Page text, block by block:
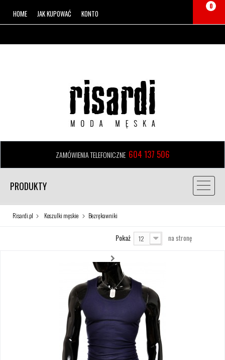
HOME JAK KUPOWAĆ KONTO
0
ZAMÓWIENIA TELEFONICZNE 604 137 506
PRODUKTY
Risardi.pl Koszulki męskie Bezrękawniki
Pokaż 12 na stronę